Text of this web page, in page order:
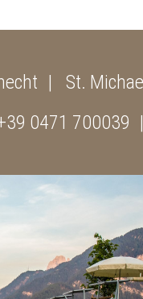
St.
0471 700039